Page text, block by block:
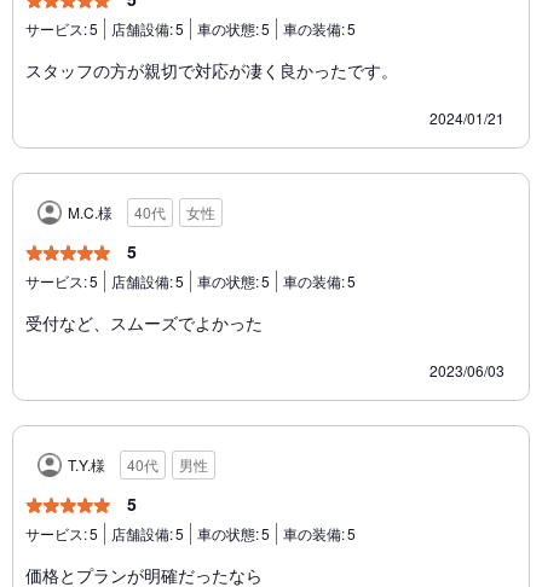
サービス:5 店舗設備:5 車の状態:5 車の装備:5
スタッフの方が親切で対応が凄く良かったです。
2024/01/21
M.C.様 40代 女性
5
サービス:5 店舗設備:5 車の状態:5 車の装備:5
受付など、スムーズでよかった
2023/06/03
T.Y.様 40代 男性
5
サービス:5 店舗設備:5 車の状態:5 車の装備:5
価格とプランが明確だったなら